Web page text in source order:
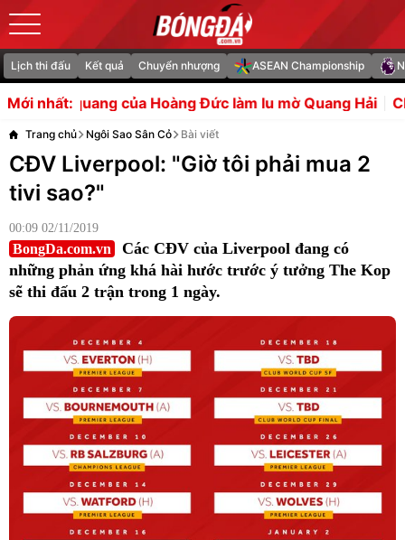
Lịch thi đấu Kết quả Chuyển nhượng ASEAN Championship
Mới nhất:
Hoàng Đức làm lu mờ Quang Hải Chuyên gia tiết lộ lý
Trang chủ Ngôi Sao Sân Cỏ Bài viết
CĐV Liverpool: "Giờ tôi phải mua 2
tivi sao?"
00:09 02/11/2019
BongDa.com.vn
Các CĐV của Liverpool đang có
những phản ứng khá hài hước trước ý tưởng The Kop
sẽ thi đấu 2 trận trong 1 ngày.